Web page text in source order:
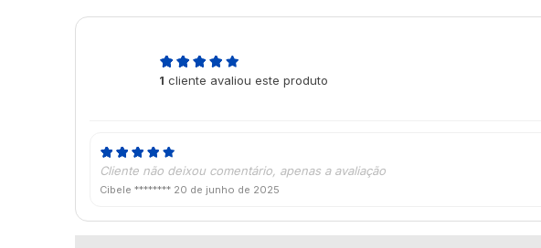
1 cliente avaliou este produto
Cliente não deixou comentário, apenas a avaliação
Cibele ******** 20 de junho de 2025